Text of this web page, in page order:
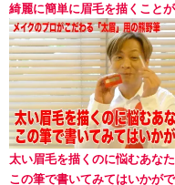
綺麗に簡単に眉毛を描くことが
太い眉毛を描くのに悩むあなた
この筆で書いてみてはいかがで